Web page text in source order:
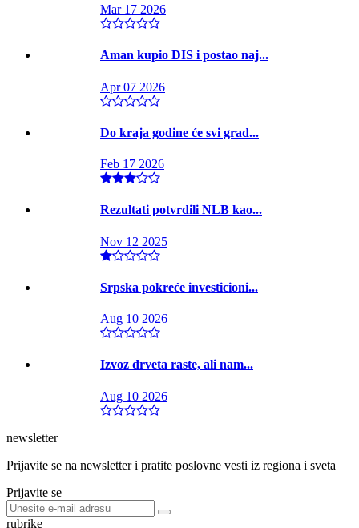
Mar 17 2026
Aman kupio DIS i postao naj...
Apr 07 2026
Do kraja godine će svi grad...
Feb 17 2026
Rezultati potvrdili NLB kao...
Nov 12 2025
Srpska pokreće investicioni...
Aug 10 2026
Izvoz drveta raste, ali nam...
Aug 10 2026
newsletter
Prijavite se na newsletter i pratite poslovne vesti iz regiona i sveta
Prijavite se
rubrike